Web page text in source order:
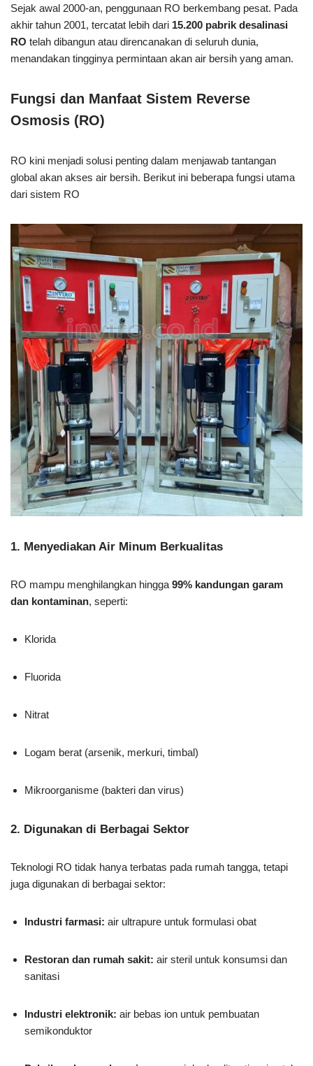
Sejak awal 2000-an, penggunaan RO berkembang pesat. Pada
akhir tahun 2001, tercatat lebih dari 15.200 pabrik desalinasi
RO telah dibangun atau direncanakan di seluruh dunia,
menandakan tingginya permintaan akan air bersih yang aman.
Fungsi dan Manfaat Sistem Reverse
Osmosis (RO)
RO kini menjadi solusi penting dalam menjawab tantangan
global akan akses air bersih. Berikut ini beberapa fungsi utama
dari sistem RO
1. Menyediakan Air Minum Berkualitas
RO mampu menghilangkan hingga 99% kandungan garam
dan kontaminan, seperti:
Klorida
Fluorida
Nitrat
Logam berat (arsenik, merkuri, timbal)
Mikroorganisme (bakteri dan virus)
2. Digunakan di Berbagai Sektor
Teknologi RO tidak hanya terbatas pada rumah tangga, tetapi
juga digunakan di berbagai sektor:
Industri farmasi: air ultrapure untuk formulasi obat
Restoran dan rumah sakit: air steril untuk konsumsi dan
sanitasi
Industri elektronik: air bebas ion untuk pembuatan
semikonduktor